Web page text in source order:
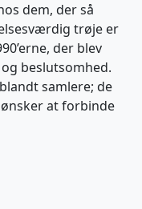
dem, der så
trøje er
der blev
beslutsomhed.
samlere; de
at forbinde